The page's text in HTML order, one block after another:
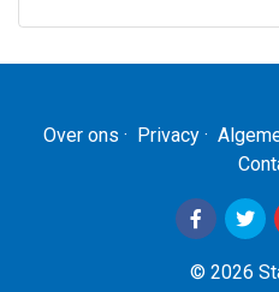
TW54696
Over ons · Privacy·
© 2026